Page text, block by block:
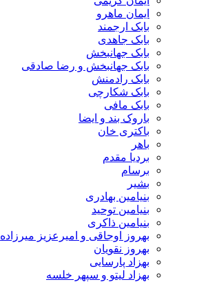
ایمان ماهرو
بابک ارجمند
بابک جاهدی
بابک جهانبخش
بابک جهانبخش و رضا صادقی
بابک رادمنش
بابک شکارچی
بابک مافی
باروک بند و ایضا
باکتری خان
باهر
بردیا مقدم
برسام
بشیر
بنیامین بهادری
بنیامین توحید
بنیامین ذاکری
بهروز اوجاقی و امیرعزیز میرزاده
بهروز نقویان
بهزاد پارسایی
بهزاد لیتو و سپهر خلسه